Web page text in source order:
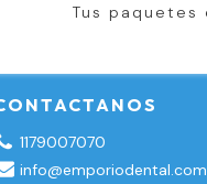
Tus paquetes
1179007070
info@emporiodental.com